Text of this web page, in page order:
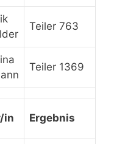
Teiler 763
Teiler 1369
in Ergebnis